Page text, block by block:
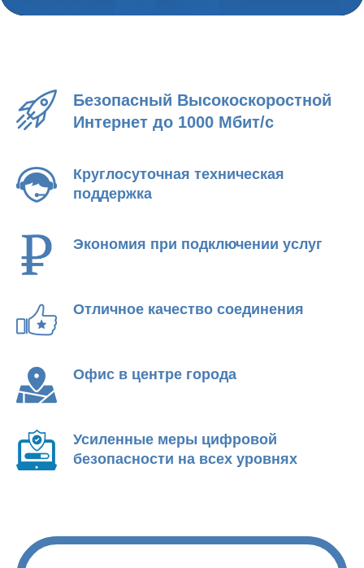
Безопасный Высокоскоростной
Интернет до 1000 Мбит/с
Круглосуточная техническая
поддержка
Экономия при подключении услуг
Отличное качество соединения
Офис в центре города
Усиленные меры цифровой
безопасности на всех уровнях